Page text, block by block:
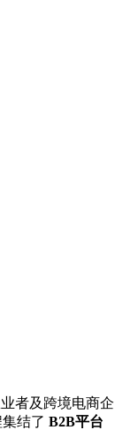
者及跨境电商企
结了 B2B平台